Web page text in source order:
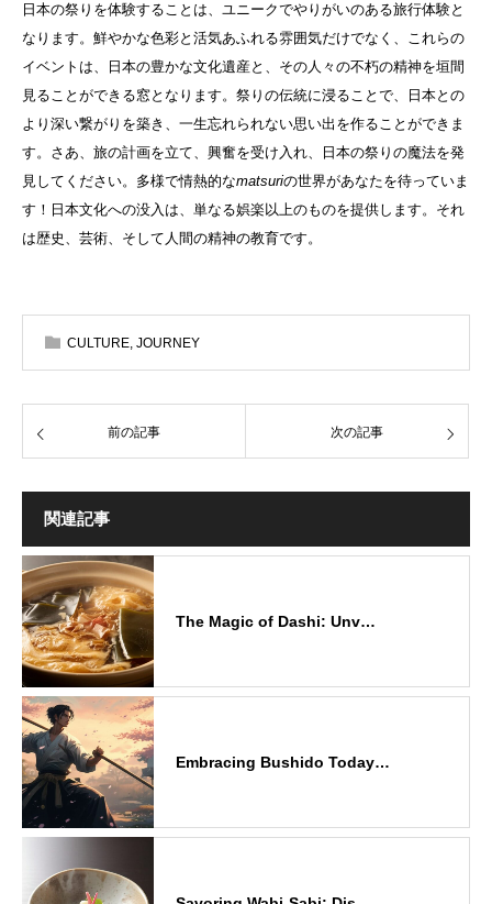
日本の祭りを体験することは、ユニークでやりがいのある旅行体験と
なります。鮮やかな色彩と活気あふれる雰囲気だけでなく、これらの
イベントは、日本の豊かな文化遺産と、その人々の不朽の精神を垣間
見ることができる窓となります。祭りの伝統に浸ることで、日本との
より深い繋がりを築き、一生忘れられない思い出を作ることができま
す。さあ、旅の計画を立て、興奮を受け入れ、日本の祭りの魔法を発
見してください。多様で情熱的なmatsuriの世界があなたを待っていま
す！日本文化への没入は、単なる娯楽以上のものを提供します。それ
は歴史、芸術、そして人間の精神の教育です。
CULTURE JOURNEY
前の記事 次の記事
関連記事
The Magic of Dashi: Unv…
Embracing Bushido Today…